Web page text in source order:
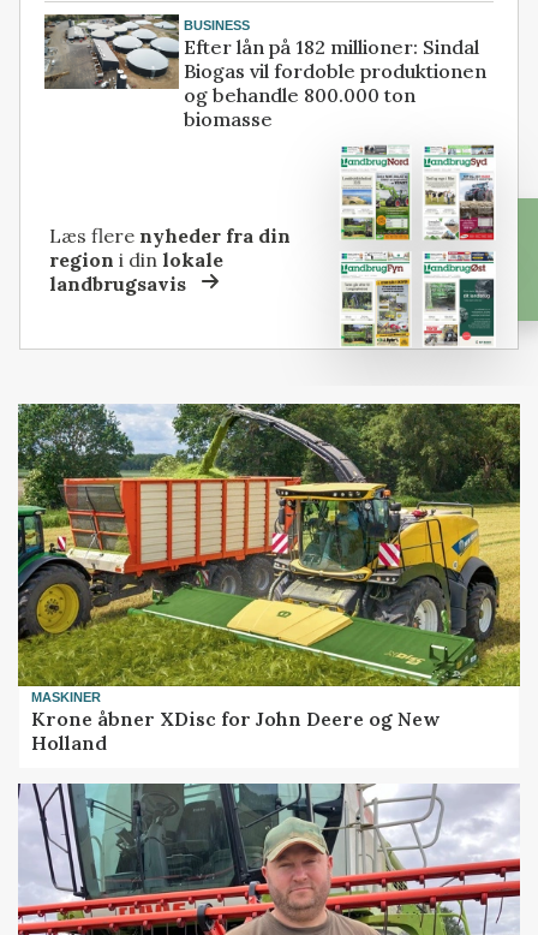
BUSINESS
Efter lån på 182 millioner: Sindal
Biogas vil fordoble produktionen
og behandle 800.000 ton
biomasse
Læs flere nyheder fra din
region i dinlokale
landbrugsavis
MASKINER
Krone åbner XDisc for John Deere og New
Holland